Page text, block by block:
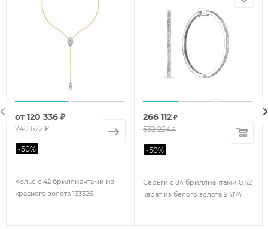
Колье с 42 бриллиантами из
красного золота 133326
от120 336 ₽
240 672 ₽
-50%
Серьги с 84 бриллиантами 0.42
карат из белого золота 94174
266 112 ₽
532 224₽
-50%